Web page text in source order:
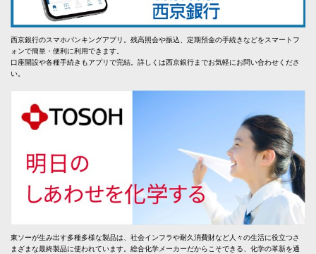
西京銀行のスマホバンキングアプリ。残高照会や振込、定期預金の手続きなどをスマートフ
ォンで簡単・便利に利用できます。
口座開設や各種手続きもアプリで完結。詳しくは西京銀行までお気軽にお問い合わせくださ
い。
東ソーが生み出す多種多様な製品は、社会インフラや耐久消費財など人々の生活に役立つさ
まざまな最終製品に使われています。総合化学メーカーだからこそできる、化学の革新を通